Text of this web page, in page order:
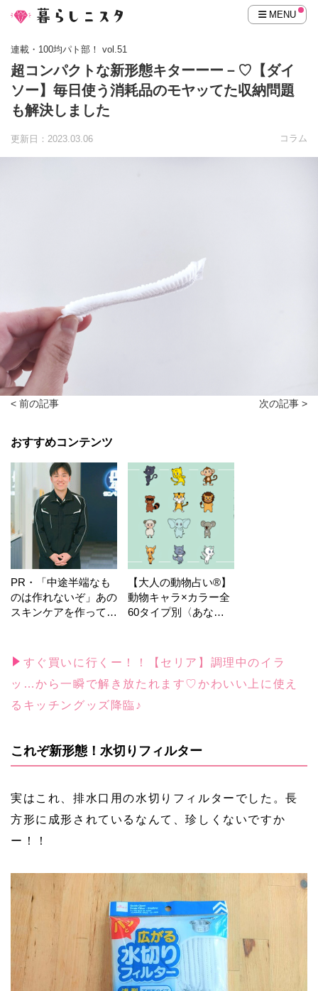
MENU
連載・100均パト部！ vol.51
超コンパクトな新形態キターーー－♡【ダイ
ソー】毎日使う消耗品のモヤッてた収納問題
も解決しました
更新日：2023.03.06 コラム
< 前の記事 次の記事 >
おすすめコンテンツ
PR・「中途半端なも
のは作れないぞ」あの
スキンケアを作ってい
【大人の動物占い®】
動物キャラ×カラー全
60タイプ別〈あなた
すぐ買いに行くー！！【セリア】調理中のイラ
ッ…から一瞬で解き放たれます♡かわいい上に使え
るキッチングッズ降臨♪
これぞ新形態！水切りフィルター
実はこれ、排水口用の水切りフィルターでした。長
方形に成形されているなんて、珍しくないですか
ー！！